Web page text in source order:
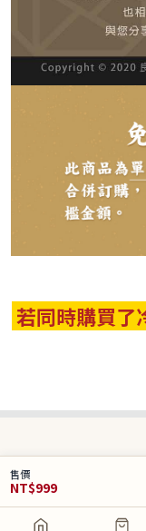
若同時購買了
售價
NT$999
港味
港味
珍菇
已選0/ 4 件
取消